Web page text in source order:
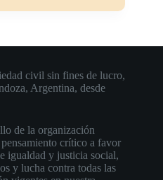
civil sin fines de lucro,
Argentina, desde
de la organización
crítico a favor
igualdad y justicia social,
y lucha contra todas las